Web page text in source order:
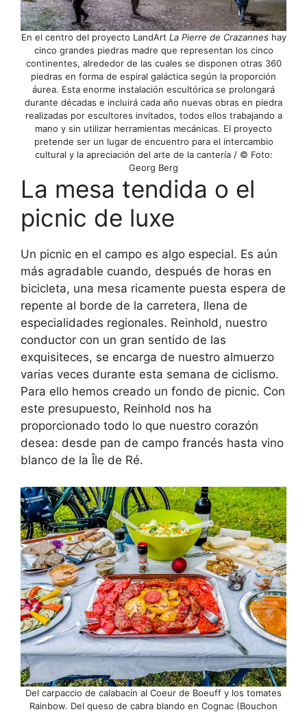
En el centro del proyecto LandArt La Pierre de Crazanneshay
cinco grandes piedras madre que representan los cinco
continentes, alrededor de las cuales se disponen otras 360
piedras en forma de espiral galáctica según la proporción
áurea. Esta enorme instalación escultórica se prolongará
durante décadas e incluirá cada año nuevas obras en piedra
realizadas por escultores invitados, todos ellos trabajando a
mano y sin utilizar herramientas mecánicas. El proyecto
pretende ser un lugar de encuentro para el intercambio
cultural y la apreciación del arte de la cantería / © Foto:
Georg Berg
La mesa tendida o el
picnic de luxe
Un picnic en el campo es algo especial. Es aún
más agradable cuando, después de horas en
bicicleta, una mesa ricamente puesta espera de
repente al borde de la carretera, llena de
especialidades regionales. Reinhold, nuestro
conductor con un gran sentido de las
exquisiteces, se encarga de nuestro almuerzo
varias veces durante esta semana de ciclismo.
Para ello hemos creado un fondo de picnic. Con
este presupuesto, Reinhold nos ha
proporcionado todo lo que nuestro corazón
desea: desde pan de campo francés hasta vino
blanco de la Île de Ré.
Del carpaccio de calabacín al Coeur de Boeuff y los tomates
Rainbow. Del queso de cabra blando en Cognac (Bouchon